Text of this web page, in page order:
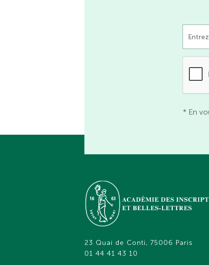
* En
23 Quai de Conti, 75006 Paris
01 44 41 43 10